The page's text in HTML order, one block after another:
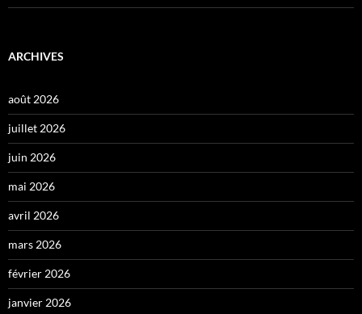
ARCHIVES
août 2026
juillet 2026
juin 2026
mai 2026
avril 2026
mars 2026
février 2026
janvier 2026